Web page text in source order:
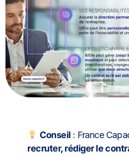
Conseil : France
recruter, rédiger le